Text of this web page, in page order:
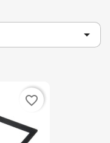

favorite_border